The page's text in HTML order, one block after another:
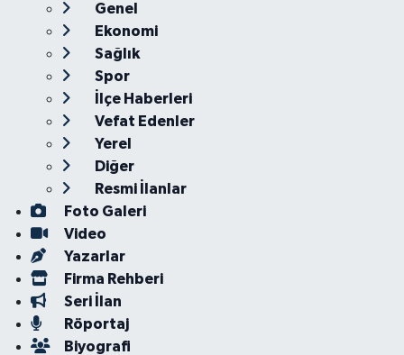
Genel
Ekonomi
Sağlık
Spor
İlçe Haberleri
Vefat Edenler
Yerel
Diğer
Resmi İlanlar
Foto Galeri
Video
Yazarlar
Firma Rehberi
Seri İlan
Röportaj
Biyografi